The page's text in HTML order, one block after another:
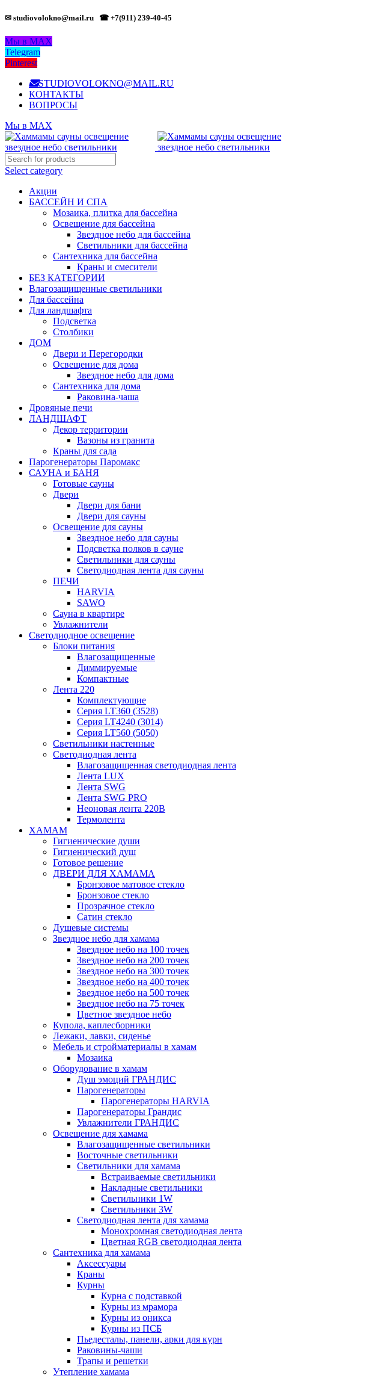
✉ studiovolokno@mail.ru ☎ +7(911) 239-40-45
Мы в MAX
Telegram
Pinterest
STUDIOVOLOKNO@MAIL.RU
КОНТАКТЫ
ВОПРОСЫ
Мы в MAX
Select category
Акции
БАССЕЙН И СПА
Мозаика, плитка для бассейна
Освещение для бассейна
Звездное небо для бассейна
Светильники для бассейна
Сантехника для бассейна
Краны и смесители
БЕЗ КАТЕГОРИИ
Влагозащищенные светильники
Для бассейна
Для ландшафта
Подсветка
Столбики
ДОМ
Двери и Перегородки
Освещение для дома
Звездное небо для дома
Сантехника для дома
Раковина-чаша
Дровяные печи
ЛАНДШАФТ
Декор территории
Вазоны из гранита
Краны для сада
Парогенераторы Паромакс
САУНА и БАНЯ
Готовые сауны
Двери
Двери для бани
Двери для сауны
Освещение для сауны
Звездное небо для сауны
Подсветка полков в сауне
Светильники для сауны
Светодиодная лента для сауны
ПЕЧИ
HARVIA
SAWO
Сауна в квартире
Увлажнители
Светодиодное освещение
Блоки питания
Влагозащищенные
Диммируемые
Компактные
Лента 220
Комплектующие
Серия LT360 (3528)
Серия LT4240 (3014)
Серия LT560 (5050)
Светильники настенные
Светодиодная лента
Влагозащищенная светодиодная лента
Лента LUX
Лента SWG
Лента SWG PRO
Неоновая лента 220В
Термолента
ХАМАМ
Гигиенические души
Гигиенический душ
Готовое решение
ДВЕРИ ДЛЯ ХАМАМА
Бронзовое матовое стекло
Бронзовое стекло
Прозрачное стекло
Сатин стекло
Душевые системы
Звездное небо для хамама
Звездное небо на 100 точек
Звездное небо на 200 точек
Звездное небо на 300 точек
Звездное небо на 400 точек
Звездное небо на 500 точек
Звездное небо на 75 точек
Цветное звездное небо
Купола, каплесборники
Лежаки, лавки, сиденье
Мебель и стройматериалы в хамам
Мозаика
Оборудование в хамам
Душ эмоций ГРАНДИС
Парогенераторы
Парогенераторы HARVIA
Парогенераторы Грандис
Увлажнители ГРАНДИС
Освещение для хамама
Влагозащищенные светильники
Восточные светильники
Светильники для хамама
Встраиваемые светильники
Накладные светильники
Светильники 1W
Светильники 3W
Светодиодная лента для хамама
Монохромная светодиодная лента
Цветная RGB светодиодная лента
Сантехника для хамама
Аксессуары
Краны
Курны
Курна с подставкой
Курны из мрамора
Курны из оникса
Курны из ПСБ
Пьедесталы, панели, арки для курн
Раковины-чаши
Трапы и решетки
Утепление хамама